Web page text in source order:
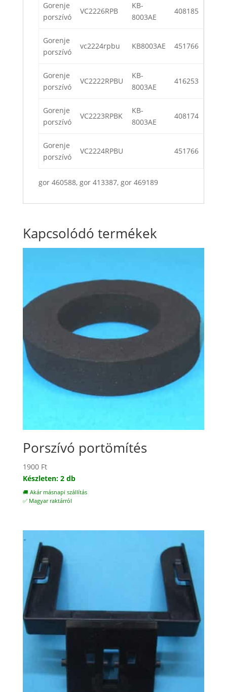
Gorenje
porszívó
VC2226RPB
KB-
8003AE
408185
Gorenje
porszívó
vc2224rpbu KB8003AE 451766
Gorenje
porszívó
VC2222RPBU
KB-
8003AE
416253
Gorenje
porszívó
VC2223RPBK
KB-
8003AE
408174
Gorenje
porszívó
VC2224RPBU 451766
gor 460588, gor 413387, gor 469189
Kapcsolódó termékek
Porszívó portömítés
1900 Ft
Készleten: 2 db
🚚 Akár másnapi szállítás
✅ Magyar raktárról